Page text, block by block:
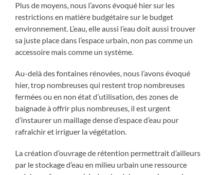
Plus de moyens, nous l’avons évoqué hier sur les
restrictions en matière budgétaire sur le budget
environnement. L’eau, elle aussi l’eau doit aussi trouver
sa juste place dans l’espace urbain, non pas comme un
accessoire mais comme un système.
Au-delà des fontaines rénovées, nous l’avons évoqué
hier, trop nombreuses qui restent trop nombreuses
fermées ou en non état d’utilisation, des zones de
baignade à offrir plus nombreuses, il est urgent
d’instaurer un maillage dense d’espace d’eau pour
rafraîchir et irriguer la végétation.
La création d’ouvrage de rétention permettrait d’ailleurs
par le stockage d’eau en milieu urbain une ressource